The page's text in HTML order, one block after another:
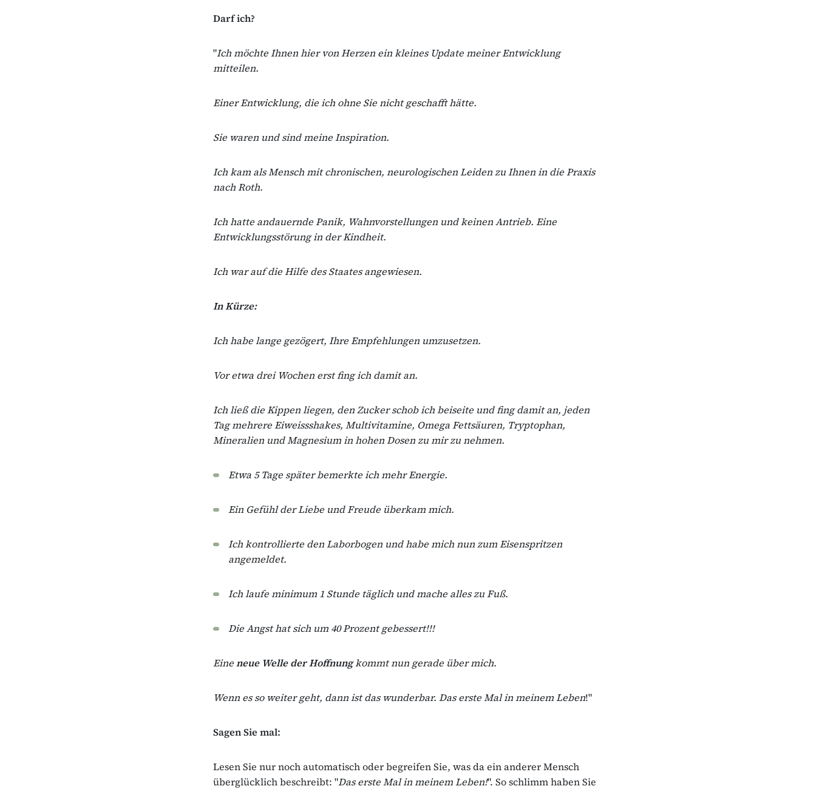
Darf ich?
"Ich möchte Ihnen hier von Herzen ein kleines Update meiner Entwicklung
mitteilen.
Einer Entwicklung, die ich ohne Sie nicht geschafft hätte.
Sie waren und sind meine Inspiration.
Ich kam als Mensch mit chronischen, neurologischen Leiden zu Ihnen in die Praxis
nach Roth.
Ich hatte andauernde Panik, Wahnvorstellungen und keinen Antrieb. Eine
Entwicklungsstörung in der Kindheit.
Ich war auf die Hilfe des Staates angewiesen.
In Kürze:
Ich habe lange gezögert, Ihre Empfehlungen umzusetzen.
Vor etwa drei Wochen erst fing ich damit an.
Ich ließ die Kippen liegen, den Zucker schob ich beiseite und fing damit an, jeden
Tag mehrere Eiweissshakes, Multivitamine, Omega Fettsäuren, Tryptophan,
Mineralien und Magnesium in hohen Dosen zu mir zu nehmen.
Etwa 5 Tage später bemerkte ich mehr Energie.
Ein Gefühl der Liebe und Freude überkam mich.
Ich kontrollierte den Laborbogen und habe mich nun zum Eisenspritzen
angemeldet.
Ich laufe minimum 1 Stunde täglich und mache alles zu Fuß.
Die Angst hat sich um 40 Prozent gebessert!!!
Eineneue Welle der Hoffnungkommt nun gerade über mich.
Wenn es so weiter geht, dann ist das wunderbar. Das erste Mal in meinem Leben!"
Sagen Sie mal:
Lesen Sie nur noch automatisch oder begreifen Sie, was da ein anderer Mensch
überglücklich beschreibt: "Das erste Mal in meinem Leben!". So schlimm haben Sie